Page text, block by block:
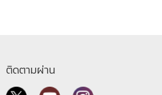
ติดตามผ่าน